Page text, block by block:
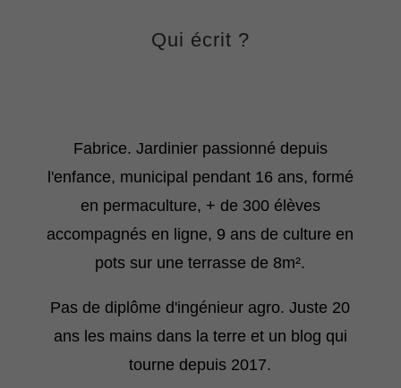
Qui écrit ?
Fabrice. Jardinier passionné depuis
l'enfance, municipal pendant 16 ans, formé
en permaculture, + de 300 élèves
accompagnés en ligne, 9 ans de culture en
pots sur une terrasse de 8m².
Pas de diplôme d'ingénieur agro. Juste 20
ans les mains dans la terre et un blog qui
tourne depuis 2017.